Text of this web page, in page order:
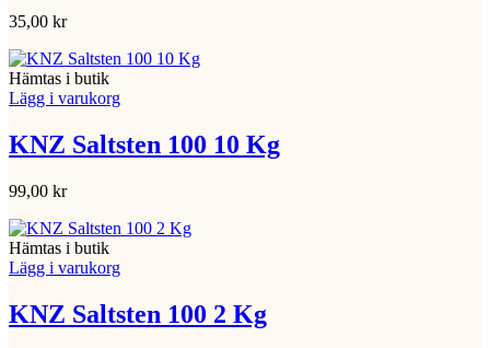
35,00 kr
Hämtas i butik
Lägg i varukorg
KNZ Saltsten 100 10 Kg
99,00 kr
Hämtas i butik
Lägg i varukorg
KNZ Saltsten 100 2 Kg